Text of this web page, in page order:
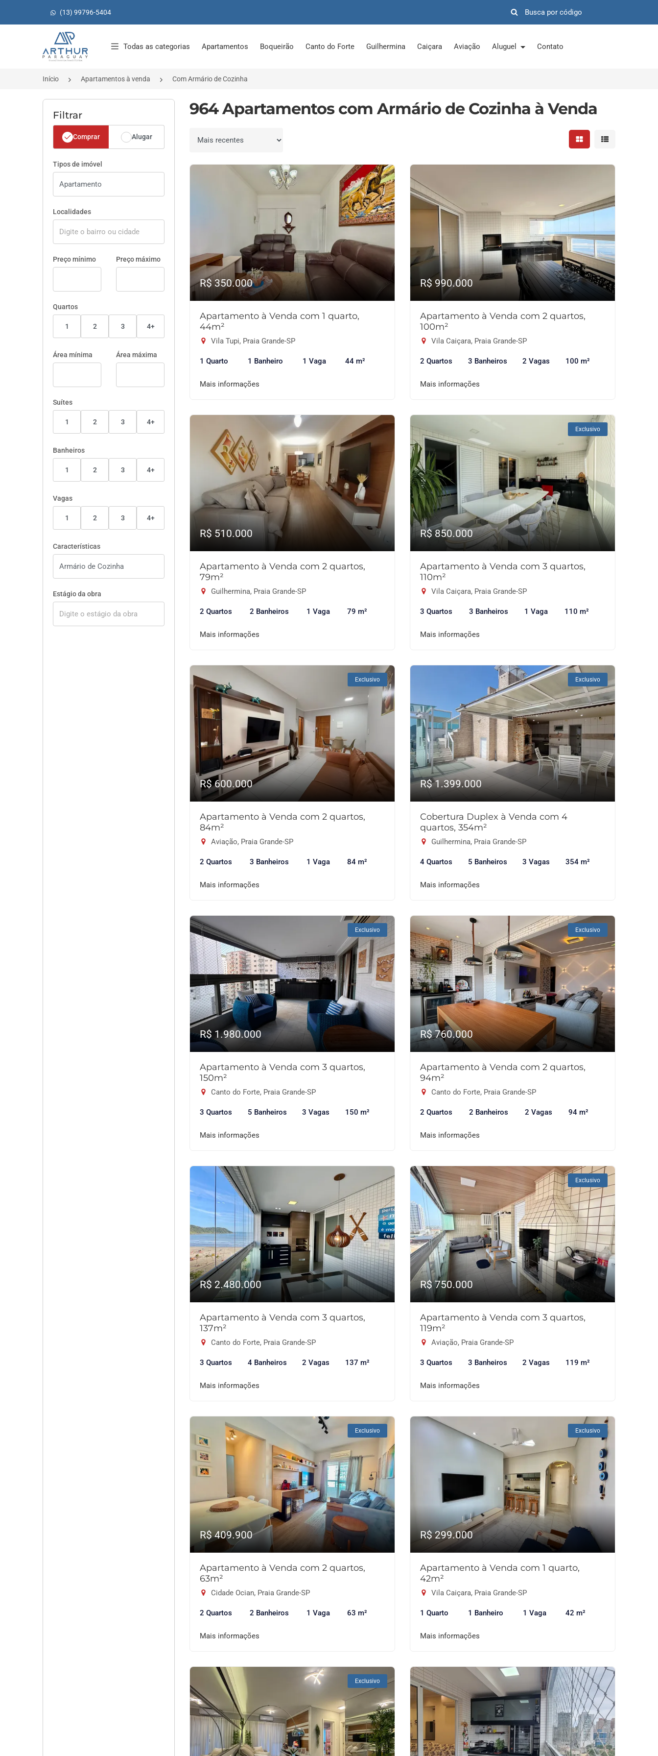
(13) 99796-5404
Página inicial
Todas as categorias Apartamentos Boqueirão Canto do Forte Guilhermina Caiçara Aviação Aluguel Contato
Início Apartamentos à venda Com Armário de Cozinha
Filtrar
Comprar Alugar
Tipos de imóvel
Localidades
Preço mínimo Preço máximo
Quartos
1 2 3 4+
Área mínima Área máxima
Suítes
1 2 3 4+
Banheiros
1 2 3 4+
Vagas
1 2 3 4+
Características
Estágio da obra
964 Apartamentos com Armário de Cozinha à Venda
Ordenar por Mostrar resultados em
Mostrar
R$ 350.000
Apartamento à Venda com 1 quarto,
44m²
Vila Tupi, Praia Grande-SP
1 Quarto 1 Banheiro 1 Vaga 44 m²
Mais informações
R$ 990.000
Apartamento à Venda com 2 quartos,
100m²
Vila Caiçara, Praia Grande-SP
2 Quartos 3 Banheiros 2 Vagas 100 m²
Mais informações
R$ 510.000
Apartamento à Venda com 2 quartos,
79m²
Guilhermina, Praia Grande-SP
2 Quartos 2 Banheiros 1 Vaga 79 m²
Mais informações
Exclusivo
R$ 850.000
Apartamento à Venda com 3 quartos,
110m²
Vila Caiçara, Praia Grande-SP
3 Quartos 3 Banheiros 1 Vaga 110 m²
Mais informações
Exclusivo
R$ 600.000
Apartamento à Venda com 2 quartos,
84m²
Aviação, Praia Grande-SP
2 Quartos 3 Banheiros 1 Vaga 84 m²
Mais informações
Exclusivo
R$ 1.399.000
Cobertura Duplex à Venda com 4
quartos, 354m²
Guilhermina, Praia Grande-SP
4 Quartos 5 Banheiros 3 Vagas 354 m²
Mais informações
Exclusivo
R$ 1.980.000
Apartamento à Venda com 3 quartos,
150m²
Canto do Forte, Praia Grande-SP
3 Quartos 5 Banheiros 3 Vagas 150 m²
Mais informações
Exclusivo
R$ 760.000
Apartamento à Venda com 2 quartos,
94m²
Canto do Forte, Praia Grande-SP
2 Quartos 2 Banheiros 2 Vagas 94 m²
Mais informações
R$ 2.480.000
Apartamento à Venda com 3 quartos,
137m²
Canto do Forte, Praia Grande-SP
3 Quartos 4 Banheiros 2 Vagas 137 m²
Mais informações
Exclusivo
R$ 750.000
Apartamento à Venda com 3 quartos,
119m²
Aviação, Praia Grande-SP
3 Quartos 3 Banheiros 2 Vagas 119 m²
Mais informações
Exclusivo
R$ 409.900
Apartamento à Venda com 2 quartos,
63m²
Cidade Ocian, Praia Grande-SP
2 Quartos 2 Banheiros 1 Vaga 63 m²
Mais informações
Exclusivo
R$ 299.000
Apartamento à Venda com 1 quarto,
42m²
Vila Caiçara, Praia Grande-SP
1 Quarto 1 Banheiro 1 Vaga 42 m²
Mais informações
Exclusivo